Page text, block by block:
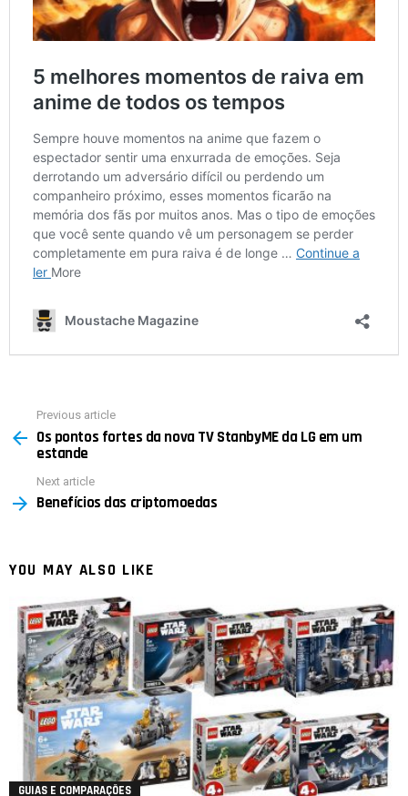
more
Previous article
Os pontos fortes da nova TV StanbyME da LG em um
estande
Next article
Benefícios das criptomoedas
YOU MAY ALSO LIKE
GUIAS E COMPARAÇÕES